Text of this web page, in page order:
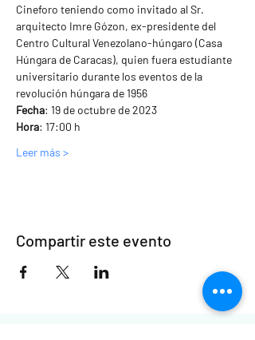
Cineforo teniendo como invitado al Sr.
arquitecto Imre Gózon, ex-presidente del
Centro Cultural Venezolano-húngaro (Casa
Húngara de Caracas), quien fuera estudiante
universitario durante los eventos de la
revolución húngara de 1956
Fecha: 19 de octubre de 2023
Hora: 17:00 h
Leer más >
Compartir este evento